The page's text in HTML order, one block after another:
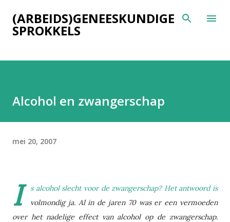
Doorgaan naar hoofdcontent
(ARBEIDS)GENEESKUNDIGE
SPROKKELS
Alcohol en zwangerschap
mei 20, 2007
I
s alcohol slecht voor de zwangerschap? Het antwoord is
volmondig ja. Al in de jaren 70 was er een vermoeden
over het nadelige effect van alcohol op de zwangerschap.